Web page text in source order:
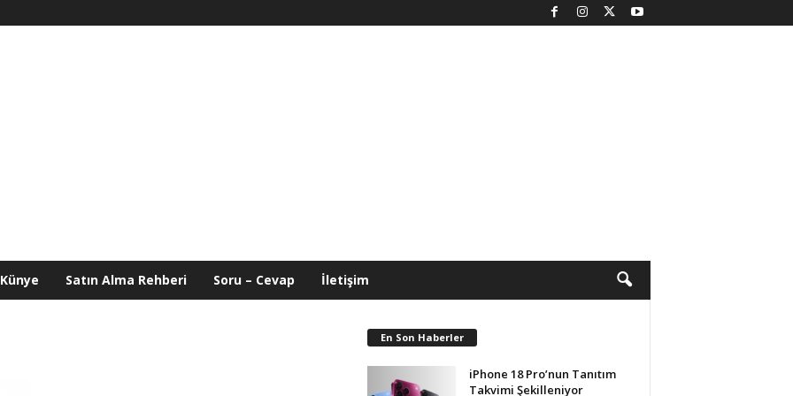
Künye Satın Alma Rehberi Soru – Cevap İletişim
En Son Haberler
iPhone 18 Pro’nun Tanıtım
Takvimi Şekilleniyor